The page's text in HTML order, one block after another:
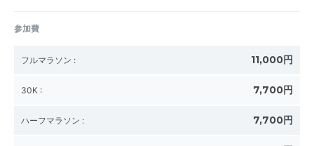
参加費
フルマラソン : 11,000円
30K : 7,700円
ハーフマラソン : 7,700円